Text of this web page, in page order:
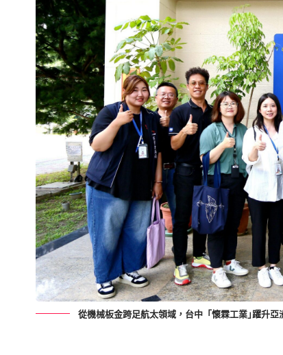
從機械板金跨足航太領域，台中「懷霖工業｣躍升亞